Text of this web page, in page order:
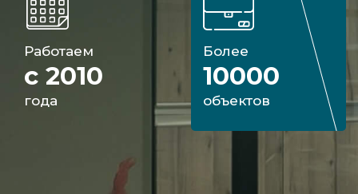
Работаем
с 2010
года
Более
10000
объектов